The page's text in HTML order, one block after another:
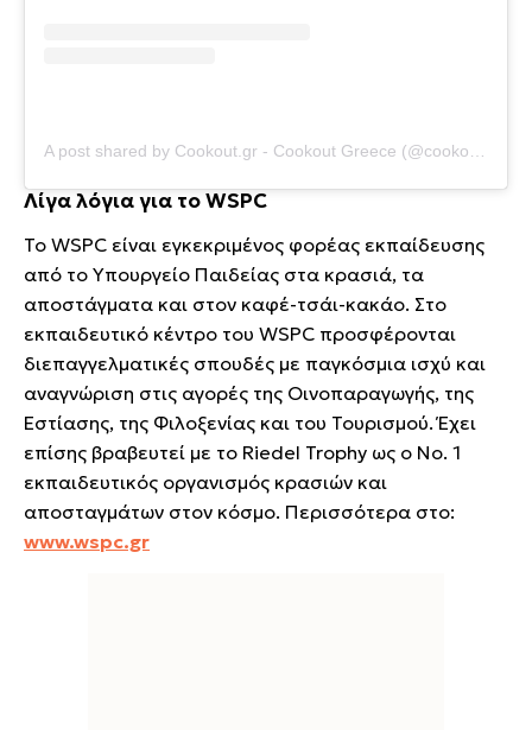
Λίγα λόγια για το WSPC
Το WSPC είναι εγκεκριμένος φορέας εκπαίδευσης
από το Υπουργείο Παιδείας στα κρασιά, τα
αποστάγματα και στον καφέ-τσάι-κακάο. Στο
εκπαιδευτικό κέντρο του WSPC προσφέρονται
διεπαγγελματικές σπουδές με παγκόσμια ισχύ και
αναγνώριση στις αγορές της Οινοπαραγωγής, της
Εστίασης, της Φιλοξενίας και του Τουρισμού. Έχει
επίσης βραβευτεί με το Riedel Trophy ως ο Νο. 1
εκπαιδευτικός οργανισμός κρασιών και
αποσταγμάτων στον κόσμο. Περισσότερα στο:
www.wspc.gr